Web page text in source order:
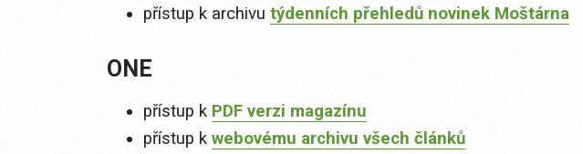
přístup k archivu týdenních přehledů novinek Moštárna
ONE
přístup k PDF verzi magazínu
přístup k webovému archivu všech článků